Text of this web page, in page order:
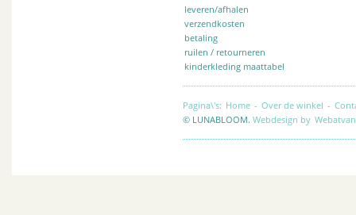
leveren/afhalen
verzendkosten
betaling
ruilen / retourneren
kinderkleding maattabel
Pagina\'s: Home - Over de winkel -
© LUNABLOOM. Webdesign by